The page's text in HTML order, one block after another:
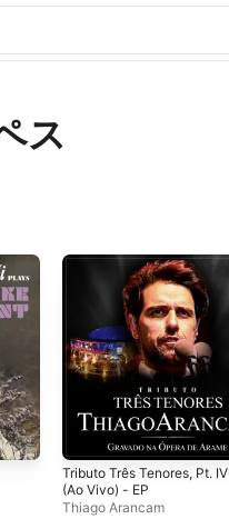
ス
Tributo Três Tenores, Pt. IV
(Ao Vivo) - EP
Thiago Arancam